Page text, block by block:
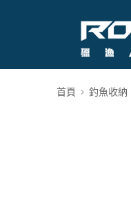
首頁 釣魚收納